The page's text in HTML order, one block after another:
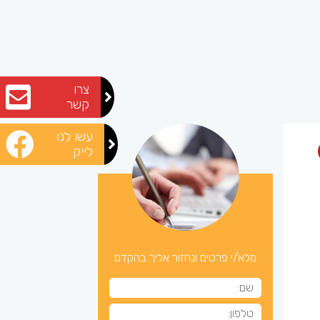
צרו
קשר
עשו לנו
לייק
מלא/י פרטים ונחזור אליך בהקדם